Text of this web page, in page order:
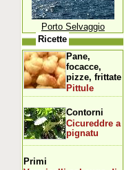
Porto Selvaggio
Ricette
Pane,
focacce,
pizze, frittate
Pittule
Contorni
Cicureddre a
pignatu
Primi